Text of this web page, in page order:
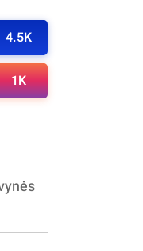
4.5K
1K